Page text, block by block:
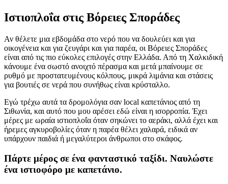
Ιστιοπλοΐα στις Βόρειες Σποράδες
Αν θέλετε μια εβδομάδα στο νερό που να δουλεύει και για
οικογένεια και για ζευγάρι και για παρέα, οι Βόρειες Σποράδες
είναι από τις πιο εύκολες επιλογές στην Ελλάδα. Από τη Χαλκιδική
κάνουμε ένα σωστό ανοιχτό πέρασμα και μετά μπαίνουμε σε
ρυθμό με προστατευμένους κόλπους, μικρά λιμάνια και στάσεις
για βουτιές σε νερά που συνήθως είναι κρύσταλλο.
Εγώ τρέχω αυτά τα δρομολόγια σαν local καπετάνιος από τη
Σιθωνία, και αυτό που μου αρέσει εδώ είναι η ισορροπία. Έχει
μέρες με ωραία ιστιοπλοΐα όταν σηκώνει το αεράκι, αλλά έχει και
ήρεμες αγκυροβολίες όταν η παρέα θέλει χαλαρά, ειδικά αν
υπάρχουν παιδιά ή μεγαλύτεροι άνθρωποι στο σκάφος.
Πάρτε μέρος σε ένα φανταστικό ταξίδι. Ναυλώστε
ένα ιστιοφόρο με καπετάνιο.